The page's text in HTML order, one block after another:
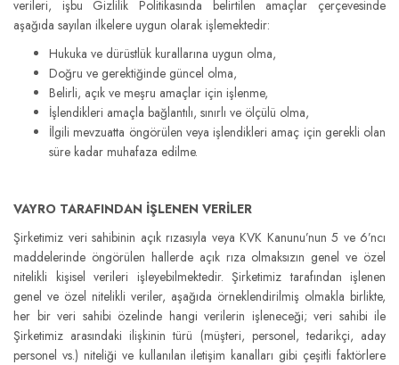
verileri, işbu Gizlilik Politikasında belirtilen amaçlar çerçevesinde
aşağıda sayılan ilkelere uygun olarak işlemektedir:
Hukuka ve dürüstlük kurallarına uygun olma,
Doğru ve gerektiğinde güncel olma,
Belirli, açık ve meşru amaçlar için işlenme,
İşlendikleri amaçla bağlantılı, sınırlı ve ölçülü olma,
İlgili mevzuatta öngörülen veya işlendikleri amaç için gerekli olan
süre kadar muhafaza edilme.
VAYRO TARAFINDAN İŞLENEN VERİLER
Şirketimiz veri sahibinin açık rızasıyla veya KVK Kanunu’nun 5 ve 6’ncı
maddelerinde öngörülen hallerde açık rıza olmaksızın genel ve özel
nitelikli kişisel verileri işleyebilmektedir. Şirketimiz tarafından işlenen
genel ve özel nitelikli veriler, aşağıda örneklendirilmiş olmakla birlikte,
her bir veri sahibi özelinde hangi verilerin işleneceği; veri sahibi ile
Şirketimiz arasındaki ilişkinin türü (müşteri, personel, tedarikçi, aday
personel vs.) niteliği ve kullanılan iletişim kanalları gibi çeşitli faktörlere